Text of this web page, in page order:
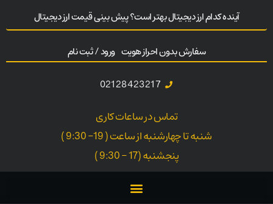
آینده کدام ارز دیجیتال بهتر است؟ پیش بینی قیمت ارز دیجیتال
سفارش بدون احراز هویت ورود / ثبت نام
02128423217
تماس در ساعات کاری
شنبه تا چهارشنبه از ساعت ( 19- 9:30 )
پنجشنبه (17 - 9:30 )